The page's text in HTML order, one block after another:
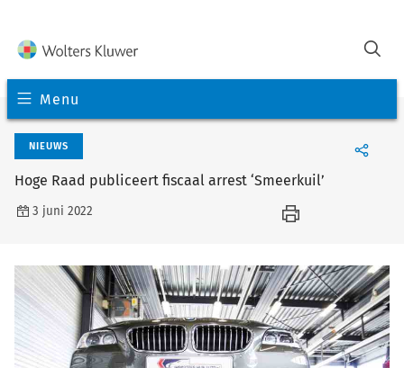
Menu
NIEUWS
Hoge Raad publiceert fiscaal arrest ‘Smeerkuil’
3 juni 2022